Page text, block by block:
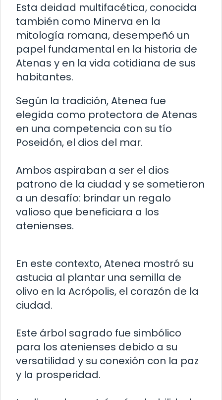
Esta deidad multifacética, conocida
también como Minerva en la
mitología romana, desempeñó un
papel fundamental en la historia de
Atenas y en la vida cotidiana de sus
habitantes.
Según la tradición, Atenea fue
elegida como protectora de Atenas
en una competencia con su tío
Poseidón, el dios del mar.
Ambos aspiraban a ser el dios
patrono de la ciudad y se sometieron
a un desafío: brindar un regalo
valioso que beneficiara a los
atenienses.
En este contexto, Atenea mostró su
astucia al plantar una semilla de
olivo en la Acrópolis, el corazón de la
ciudad.
Este árbol sagrado fue simbólico
para los atenienses debido a su
versatilidad y su conexión con la paz
y la prosperidad.